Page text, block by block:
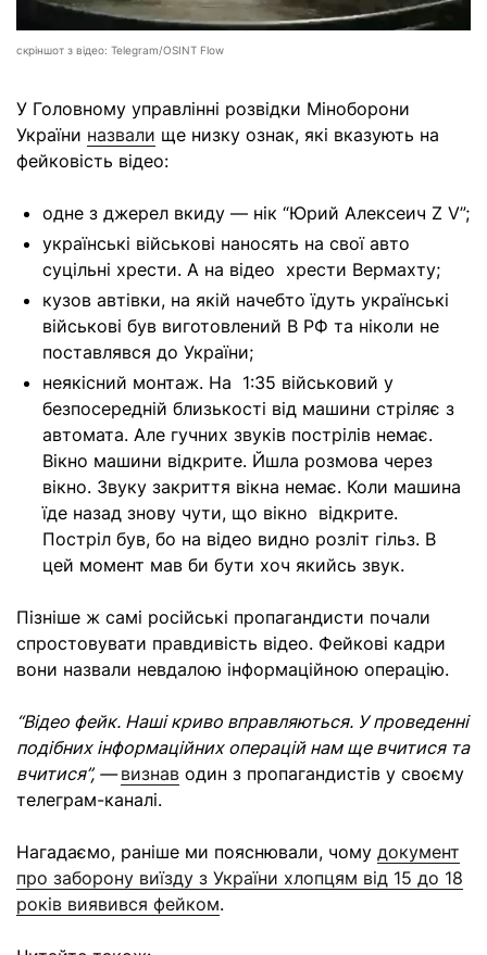
скріншот з відео: Telegram/OSINT Flow
У Головному управлінні розвідки Міноборони
України назвали ще низку ознак, які вказують на
фейковість відео:
одне з джерел вкиду — нік “Юрий Алексеич Z V”;
українські військові наносять на свої авто
суцільні хрести. А на відео хрести Вермахту;
кузов автівки, на якій начебто їдуть українські
військові був виготовлений В РФ та ніколи не
поставлявся до України;
неякісний монтаж. На 1:35 військовий у
безпосередній близькості від машини стріляє з
автомата. Але гучних звуків пострілів немає.
Вікно машини відкрите. Йшла розмова через
вікно. Звуку закриття вікна немає. Коли машина
їде назад знову чути, що вікно відкрите.
Постріл був, бо на відео видно розліт гільз. В
цей момент мав би бути хоч якийсь звук.
Пізніше ж самі російські пропагандисти почали
спростовувати правдивість відео. Фейкові кадри
вони назвали невдалою інформаційною операцію.
“Відео фейк. Наші криво вправляються. У проведенні
подібних інформаційних операцій нам ще вчитися та
вчитися”, —визнав один з пропагандистів у своєму
телеграм-каналі.
Нагадаємо, раніше ми пояснювали, чому документ
про заборону виїзду з України хлопцям від 15 до 18
років виявився фейком.